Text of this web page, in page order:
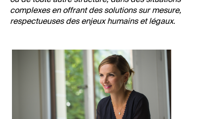
complexes en offrant des solutions sur mesure,
respectueuses des enjeux humains et légaux.